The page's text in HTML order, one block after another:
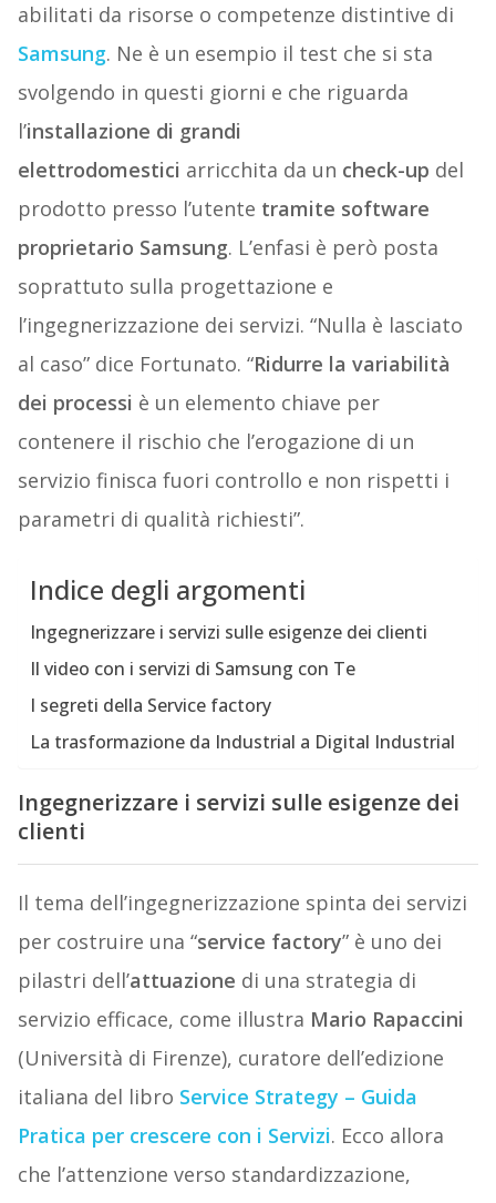
abilitati da risorse o competenze distintive di
Samsung. Ne è un esempio il test che si sta
svolgendo in questi giorni e che riguarda
l’installazione di grandi
elettrodomestici arricchita da un check-up del
prodotto presso l’utente tramite software
proprietario Samsung. L’enfasi è però posta
soprattuto sulla progettazione e
l’ingegnerizzazione dei servizi. “Nulla è lasciato
al caso” dice Fortunato. “Ridurre la variabilità
dei processi è un elemento chiave per
contenere il rischio che l’erogazione di un
servizio finisca fuori controllo e non rispetti i
parametri di qualità richiesti”.
Indice degli argomenti
Ingegnerizzare i servizi sulle esigenze dei clienti
Il video con i servizi di Samsung con Te
I segreti della Service factory
La trasformazione da Industrial a Digital Industrial
Ingegnerizzare i servizi sulle esigenze dei
clienti
Il tema dell’ingegnerizzazione spinta dei servizi
per costruire una “service factory” è uno dei
pilastri dell’attuazione di una strategia di
servizio efficace, come illustra Mario Rapaccini
(Università di Firenze), curatore dell’edizione
italiana del libro Service Strategy – Guida
Pratica per crescere con i Servizi. Ecco allora
che l’attenzione verso standardizzazione,